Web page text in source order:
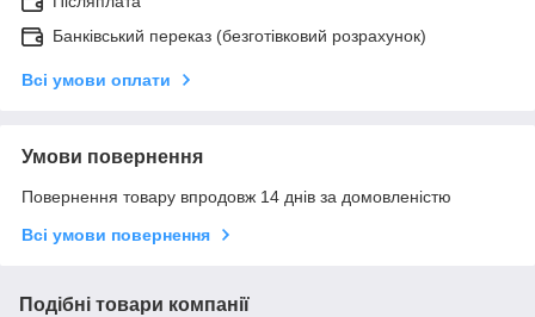
Банківський переказ (безготівковий розрахунок)
Всі умови оплати
Умови повернення
Повернення товару впродовж 14 днів за домовленістю
Всі умови повернення
Подібні товари компанії